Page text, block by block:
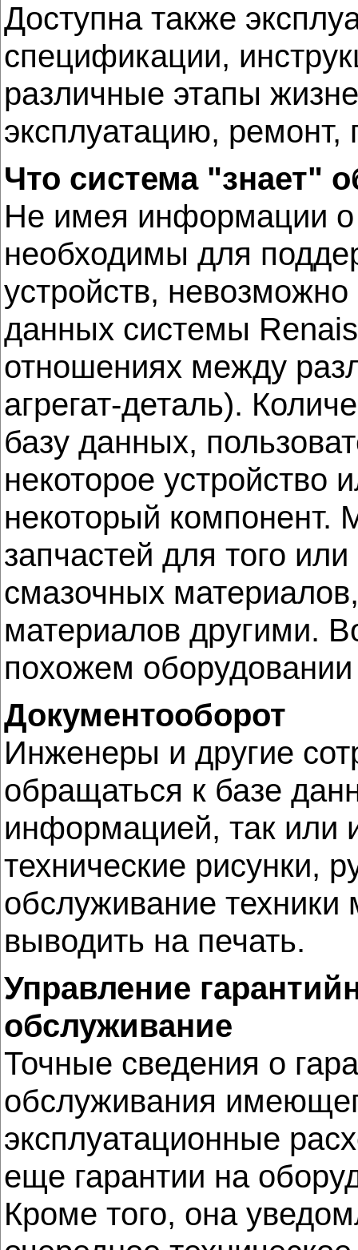
Доступна также
спецификации,
различные этапы
эксплуатацию,
Что система "знает"
Не имея информации о
необходимы для
устройств,
данных системы
отношениях между
агрегат-деталь).
базу данных,
некоторое устройство
некоторый компонент.
запчастей для того
смазочных
материалов другими.
похожем
Документооборот
Инженеры и другие
обращаться к базе
информацией, так или
технические рисунки,
обслуживание
выводить на печать.
Управление
обслуживание
Точные сведения о
обслуживания
эксплуатационные
еще гарантии на
Кроме того, она